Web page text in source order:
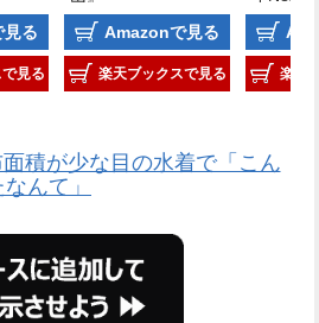
る
見る
Amazonで見る
楽天ブックスで見る
奇跡
楽天
積が少な目の水着で「こん
んて」